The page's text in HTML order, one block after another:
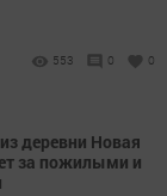
553 0 0
деревни Новая
за пожилыми и